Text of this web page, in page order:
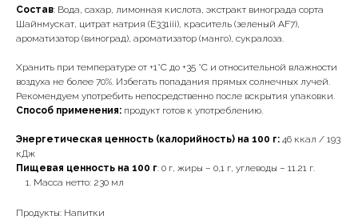
Состав: Вода, сахар, лимонная кислота, экстракт винограда сорта
Шайнмускат, цитрат натрия (E331iii), краситель (зеленый AF7),
ароматизатор (виноград), ароматизатор (манго), сукралоза.
Хранить при температуре от +1°С до +35 °С и относительной влажности
воздуха не более 70%. Избегать попадания прямых солнечных лучей.
Рекомендуем употребить непосредственно после вскрытия упаковки.
Способ применения: продукт готов к употреблению.
Энергетическая ценность (калорийность) на 100 г: 46 ккал / 193
кДж
Пищевая ценность на 100 г: 0 г, жиры – 0,1 г, углеводы – 11.21 г.
Масса нетто: 230 мл
Продукты: Напитки